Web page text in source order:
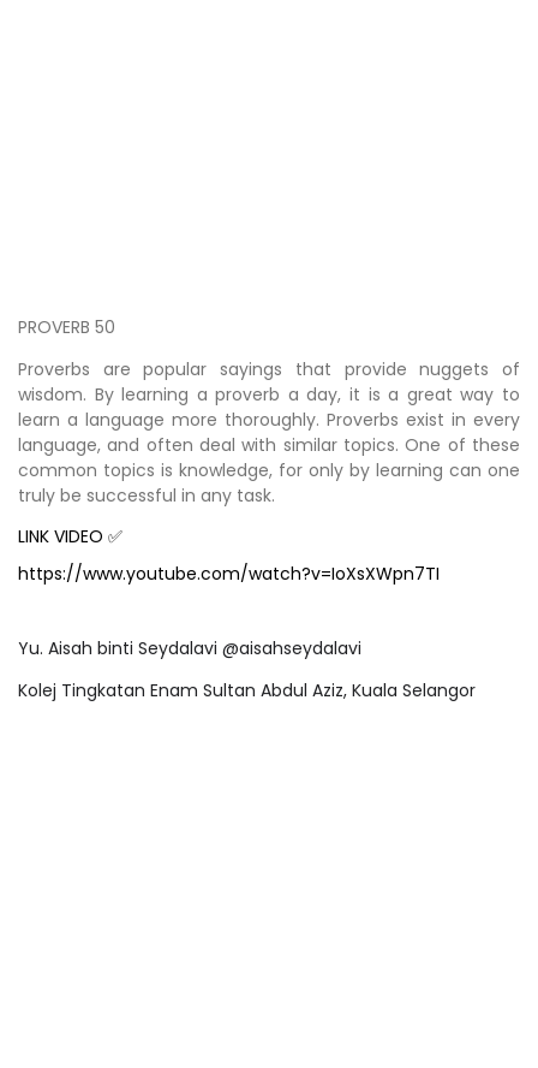
PROVERB 50
Proverbs are popular sayings that provide nuggets of
wisdom. By learning a proverb a day, it is a great way to
learn a language more thoroughly. Proverbs exist in every
language, and often deal with similar topics. One of these
common topics is knowledge, for only by learning can one
truly be successful in any task.
LINK VIDEO ✅
https://www.youtube.com/watch?v=IoXsXWpn7TI
Yu. Aisah binti Seydalavi @aisahseydalavi
Kolej Tingkatan Enam Sultan Abdul Aziz, Kuala Selangor